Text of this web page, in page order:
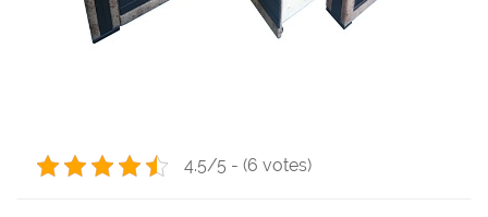
4.5/5 - (6 votes)